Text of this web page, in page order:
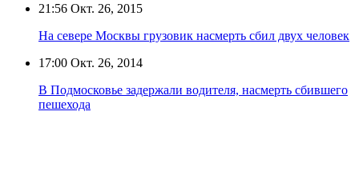
21:56 Окт. 26, 2015
На севере Москвы грузовик насмерть сбил двух человек
17:00 Окт. 26, 2014
В Подмосковье задержали водителя, насмерть сбившего
пешехода